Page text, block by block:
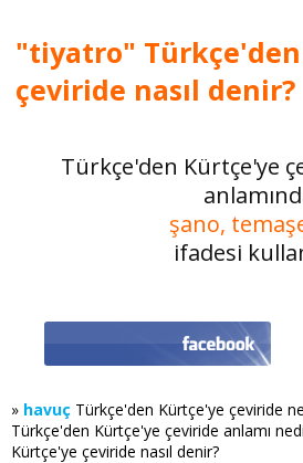
"tiyatro"
çeviride nasıl denir?
Türkçe'den Kürtçe'ye
şano,
ifadesi
» havuç Türkçe'den Kürtçe'ye çeviride
Türkçe'den Kürtçe'ye çeviride anlamı
Kürtçe'ye çeviride nasıl denir?